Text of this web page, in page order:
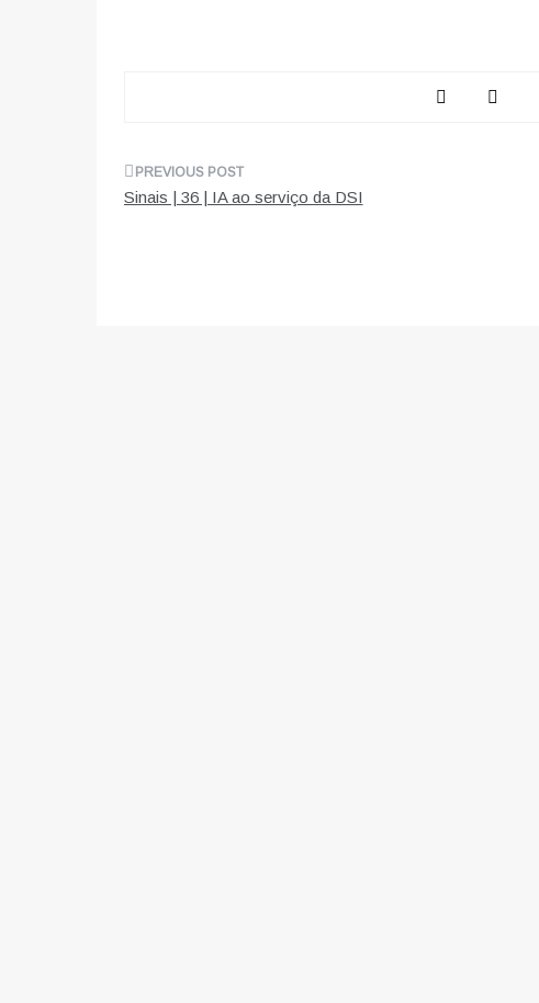
Navegação
Sinais | 36 | IA ao serviço da DSI